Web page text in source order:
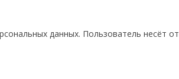
данных. Пользователь несёт